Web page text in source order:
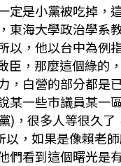
定是小黨被吃掉，
海大學政治學系
以，他以台中為例
臣，那麼這個綠的
，白營的部分都是
某一些市議員某一
) ，很多人等很久
以，如果是像賴老
看到這個曙光是